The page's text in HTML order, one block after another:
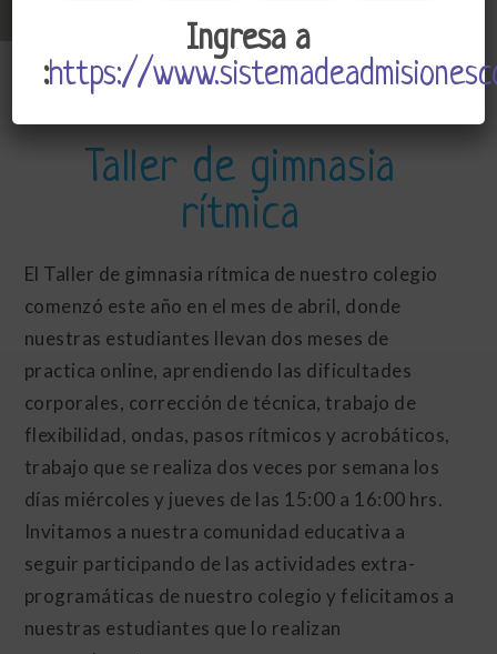
Taller de gimnasia
rítmica
El Taller de gimnasia rítmica de nuestro colegio
comenzó este año en el mes de abril, donde
nuestras estudiantes llevan dos meses de
practica online, aprendiendo las dificultades
corporales, corrección de técnica, trabajo de
flexibilidad, ondas, pasos rítmicos y acrobáticos,
trabajo que se realiza dos veces por semana los
días miércoles y jueves de las 15:00 a 16:00 hrs.
Invitamos a nuestra comunidad educativa a
seguir participando de las actividades extra-
programáticas de nuestro colegio y felicitamos a
nuestras estudiantes que lo realizan
Ingresa a
:https://